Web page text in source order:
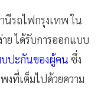
นีรถไฟกรุงเทพ ใน
าย ได้รับการออกแบบ
ปะกันของผู้คน ซึ่ง
งที่เต็มไปด้วยความ